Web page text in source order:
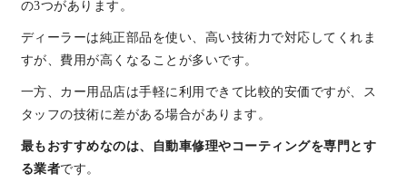
の3つがあります。
ディーラーは純正部品を使い、高い技術力で対応してくれま
すが、費用が高くなることが多いです。
一方、カー用品店は手軽に利用できて比較的安価ですが、ス
タッフの技術に差がある場合があります。
最もおすすめなのは、自動車修理やコーティングを専門とす
る業者です。